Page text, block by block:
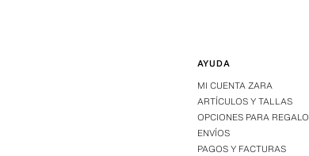
AYUDA
MI CUENTA ZARA
ARTÍCULOS Y TALLAS
OPCIONES PARA REGALO
ENVÍOS
PAGOS Y FACTURAS